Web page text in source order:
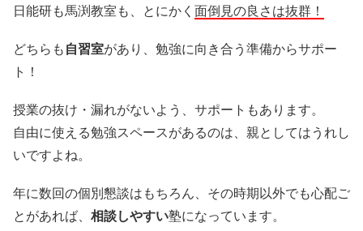
日能研も馬渕教室も、とにかく 面倒見の良さは抜群！
どちらも自習室があり、勉強に向き合う準備からサポー
ト！
授業の抜け・漏れがないよう、サポートもあります。
自由に使える勉強スペースがあるのは、親としてはうれし
いですよね。
年に数回の個別懇談はもちろん、その時期以外でも心配ご
とがあれば、 相談しやすい塾になっています。